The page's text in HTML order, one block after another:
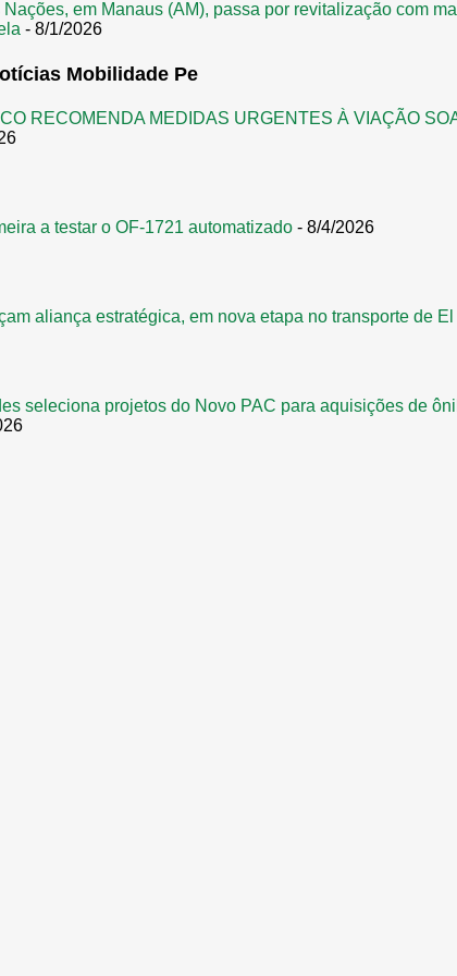
em Manaus (AM), passa por revitalização com
- 8/1/2026
Mobilidade Pe
RECOMENDA MEDIDAS URGENTES À VIAÇÃO
a testar o OF-1721 automatizado - 8/4/2026
aliança estratégica, em nova etapa no transporte de
seleciona projetos do Novo PAC para aquisições de